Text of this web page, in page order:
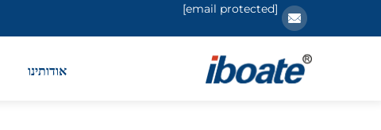
[email protected]
אודותינו